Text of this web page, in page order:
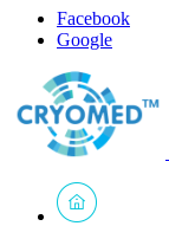
Facebook
Google